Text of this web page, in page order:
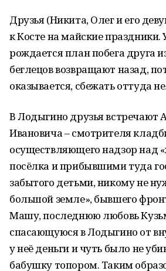
Друзья (Никита, Олег и его
к Косте на майские
рождается план побега друга
беглецов возвращают назад,
оказывается, сбежать оттуда
В Лодыгино друзья встречают
Ивановича – смотрителя
осуществляющего надзор над
посёлка и прибывшими туда
забытого детьми, никому не
большой земле», бывшего
Машу, последнюю любовь
спасающуюся в Лодыгино от
у неё деньги и чуть было не
бабушку топором. Таким